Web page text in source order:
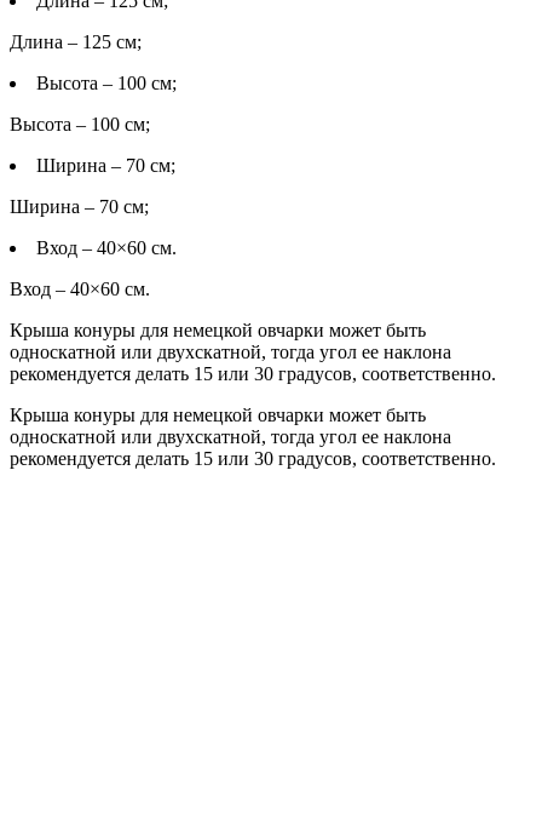
Длина – 125 см;
Высота – 100 см;
Высота – 100 см;
Ширина – 70 см;
Ширина – 70 см;
Вход – 40×60 см.
Вход – 40×60 см.
Крыша конуры для немецкой овчарки может быть
односкатной или двухскатной, тогда угол ее наклона
рекомендуется делать 15 или 30 градусов, соответственно.
Крыша конуры для немецкой овчарки может быть
односкатной или двухскатной, тогда угол ее наклона
рекомендуется делать 15 или 30 градусов, соответственно.